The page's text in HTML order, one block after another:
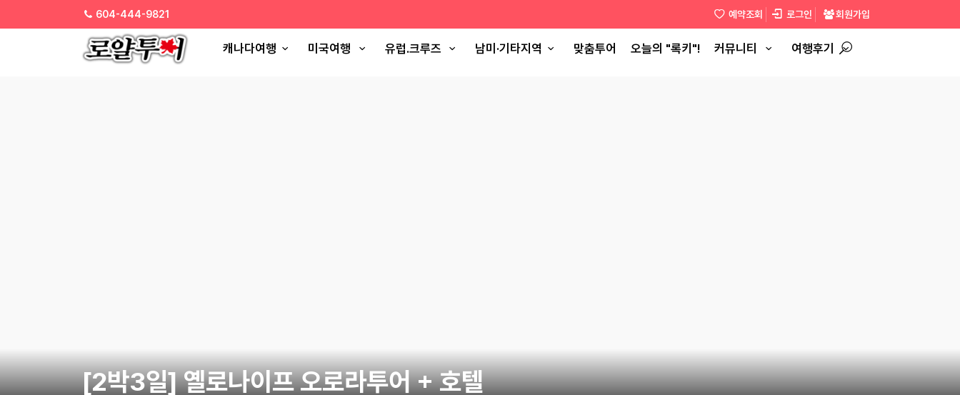
604-444-9821 예약조회 로그인 회원가입
캐나다여행 미국여행 유럽.크루즈 남미·기타지역 맞춤투어 오늘의 "록키"! 커뮤니티 여행후기
[2박3일] 옐로나이프 오로라투어 + 호텔